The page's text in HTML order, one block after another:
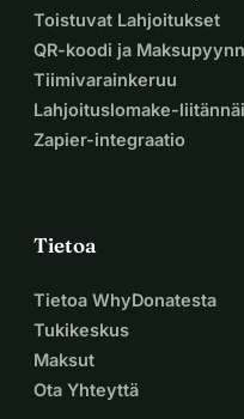
Toistuvat Lahjoitukset
QR-koodi ja
Tiimivarainkeruu
Lahjoituslomake-
Zapier-integraatio
Tietoa
Tietoa WhyDonatesta
Tukikeskus
Maksut
Ota Yhteyttä